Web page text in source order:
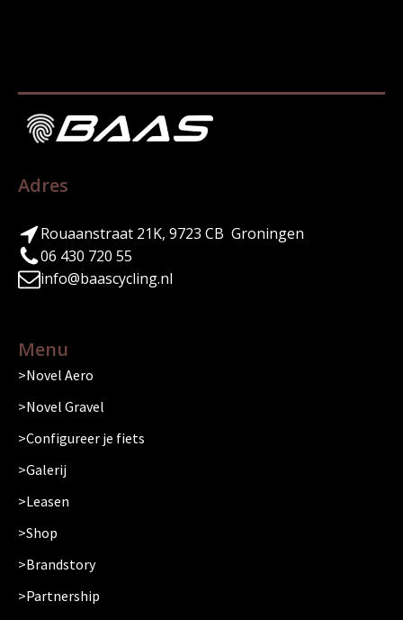
Adres
Rouaanstraat 21K, 9723 CB Groningen
06 430 720 55
info@baascycling.nl
Menu
Novel Aero
Novel Gravel
Configureer je fiets
Galerij
Leasen
Shop
Brandstory
Partnership